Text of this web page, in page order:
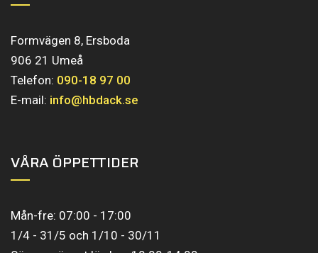
Formvägen 8, Ersboda
906 21 Umeå
Telefon: 090-18 97 00
E-mail: info@hbdack.se
VÅRA ÖPPETTIDER
Mån-fre: 07:00 - 17:00
1/4 - 31/5 och 1/10 - 30/11